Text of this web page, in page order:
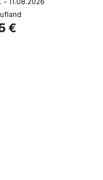
panirani 15/1 450
€